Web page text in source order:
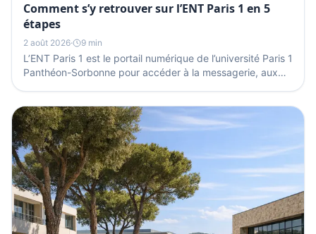
Comment s’y retrouver sur l’ENT Paris 1 en 5
étapes
2 août 2026· 9 min
L’ENT Paris 1 est le portail numérique de l’université Paris 1
Panthéon-Sorbonne pour accéder à la messagerie, aux